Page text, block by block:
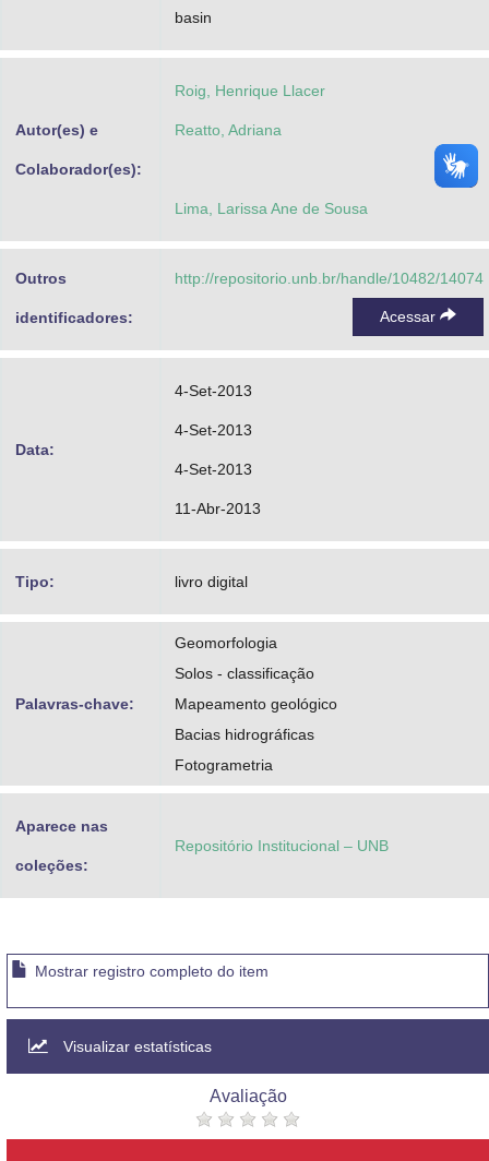
basin
Autor(es) e
Colaborador(es):
Roig, Henrique Llacer
Reatto, Adriana
Lima, Larissa Ane de Sousa
Outros
identificadores:
http://repositorio.unb.br/handle/10482/14074
Acessar
Data:
4-Set-2013
4-Set-2013
4-Set-2013
11-Abr-2013
Tipo: livro digital
Palavras-chave:
Geomorfologia
Solos - classificação
Mapeamento geológico
Bacias hidrográficas
Fotogrametria
Aparece nas
coleções:
Repositório Institucional – UNB
Mostrar registro completo do item
Visualizar estatísticas
Avaliação